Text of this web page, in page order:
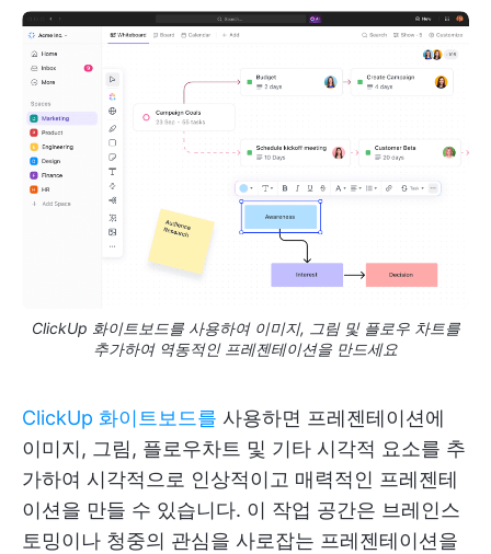
ClickUp 화이트보드를 사용하여 이미지, 그림 및 플로우 차트를
추가하여 역동적인 프레젠테이션을 만드세요
ClickUp 화이트보드를 사용하면 프레젠테이션에
이미지, 그림, 플로우차트 및 기타 시각적 요소를 추
가하여 시각적으로 인상적이고 매력적인 프레젠테
이션을 만들 수 있습니다. 이 작업 공간은 브레인스
토밍이나 청중의 관심을 사로잡는 프레젠테이션을